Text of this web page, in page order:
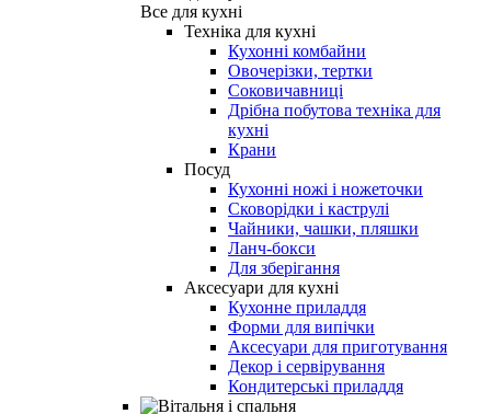
Все для кухні
Техніка для кухні
Кухонні комбайни
Овочерізки, тертки
Соковичавниці
Дрібна побутова техніка для
кухні
Крани
Посуд
Кухонні ножі і ножеточки
Сковорідки і каструлі
Чайники, чашки, пляшки
Ланч-бокси
Для зберігання
Аксесуари для кухні
Кухонне приладдя
Форми для випічки
Аксесуари для приготування
Декор і сервірування
Кондитерські приладдя